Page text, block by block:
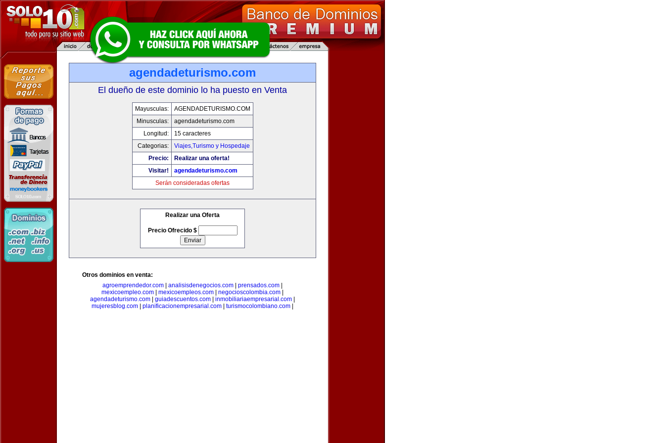
agendadeturismo.com
El dueño de este dominio lo ha puesto en Venta
Mayusculas:
AGENDADETURISMO.COM
Minusculas:
agendadeturismo.com
Longitud:
15 caracteres
Categorias:
Viajes,Turismo y Hospedaje
Precio:
Realizar una oferta!
Visitar!
agendadeturismo.com
Serán consideradas ofertas
Realizar una Oferta
Precio Ofrecido $
Otros dominios en venta:
agroemprendedor.com
analisisdenegocios.com prensados.com
mexicoempleo.com
mexicoempleos.com negocioscolombia.com
agendadeturismo.com
guiadescuentos.com inmobiliariaempresarial.com
mujeresblog.com
planificacionempresarial.com turismocolombiano.com